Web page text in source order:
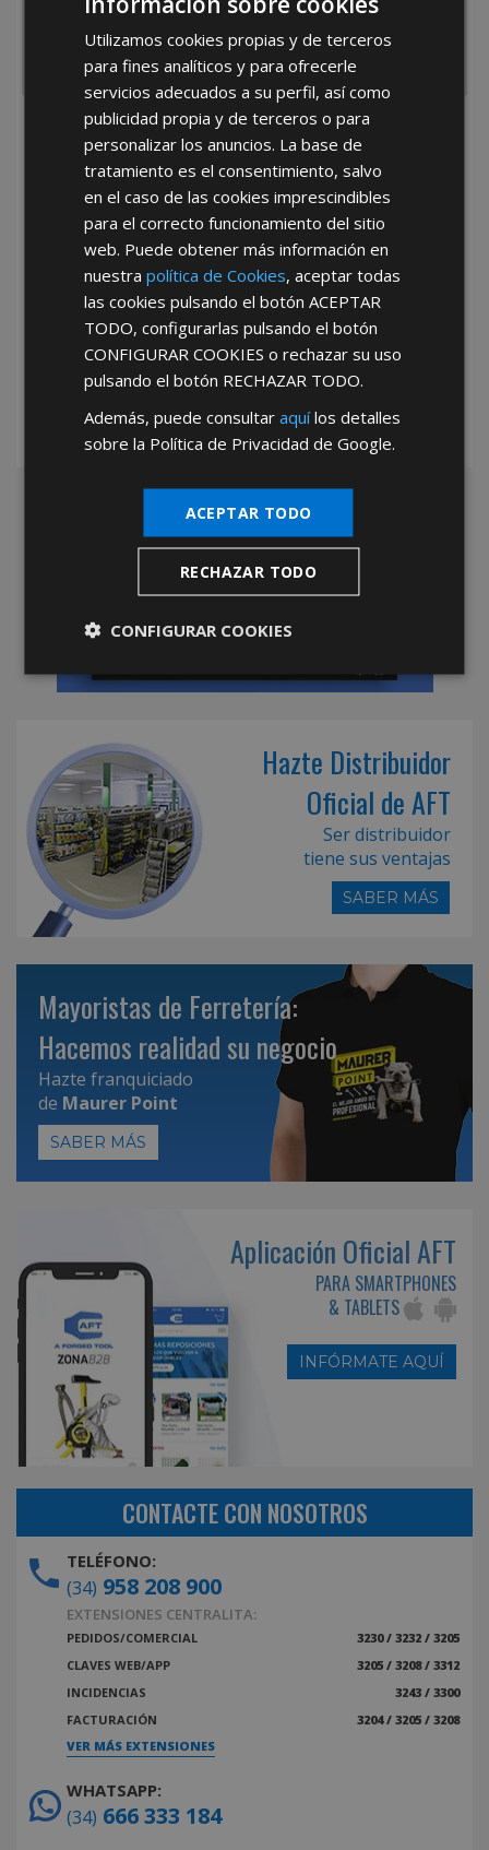
He leído y acepto la Política de Privacidad
*Abstenerse particulares, sólo venta a tiendas y empresas minoristas y
Hazte Distribuidor
Oficial de AFT
Ser distribuidor
tiene sus ventajas
SABER MÁS
Mayoristas de Ferretería:
Hacemos realidad su negocio
Hazte franquiciado
de Maurer Point
SABER MÁS
Aplicación Oficial AFT
PARA SMARTPHONES
& TABLETS
INFÓRMATE AQUÍ
CONTACTE CON NOSOTROS
TELÉFONO:
(34) 958 208 900
EXTENSIONES CENTRALITA:
PEDIDOS/COMERCIAL
3230 / 3232 / 3205
CLAVES WEB/APP
3205 / 3208 / 3312
INCIDENCIAS
3243 / 3300
FACTURACIÓN
3204 / 3205 / 3208
VER MÁS EXTENSIONES
WHATSAPP:
(34) 666 333 184
Utilizamos cookies propias y de terceros
para fines analíticos y para ofrecerle
servicios adecuados a su perfil, así como
publicidad propia y de terceros o para
personalizar los anuncios. La base de
tratamiento es el consentimiento, salvo
en el caso de las cookies imprescindibles
para el correcto funcionamiento del sitio
web. Puede obtener más información en
nuestrapolítica de Cookies, aceptar todas
las cookies pulsando el botónACEPTAR
TODO, configurarlas pulsando el botón
CONFIGURAR COOKIES o rechazar su uso
pulsando el botón RECHAZAR TODO.
Además, puede consultaraquílos detalles
sobre la Política de Privacidad de Google.
ACEPTAR TODO
RECHAZAR TODO
CONFIGURAR COOKIES